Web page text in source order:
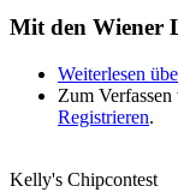
Mit den Wiener
Weiterlesen
Zum
Registrieren.
Kelly's Chipcontest